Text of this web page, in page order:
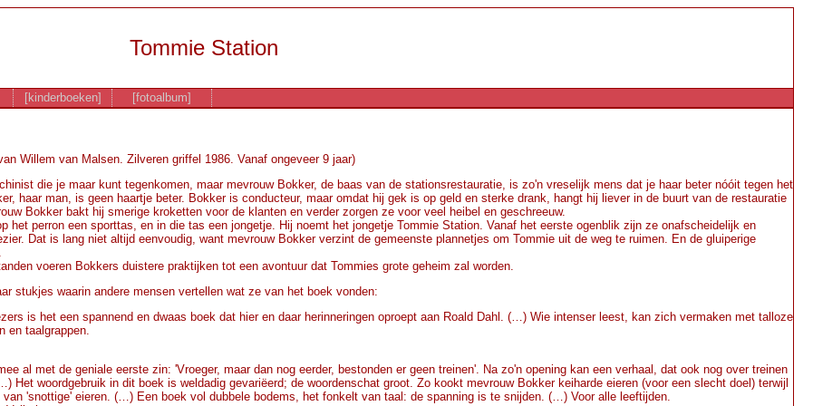
Tommie Station
[kinderboeken] [fotoalbum]
Willem van Malsen. Zilveren griffel 1986. Vanaf ongeveer 9 jaar)
die je maar kunt tegenkomen, maar mevrouw Bokker, de baas van de stationsrestauratie, is zo'n vreselijk mens dat je haar beter nóóit tegen het
haar man, is geen haartje beter. Bokker is conducteur, maar omdat hij gek is op geld en sterke drank, hangt hij liever in de buurt van de restauratie
Bokker bakt hij smerige kroketten voor de klanten en verder zorgen ze voor veel heibel en geschreeuw.
het perron een sporttas, en in die tas een jongetje. Hij noemt het jongetje Tommie Station. Vanaf het eerste ogenblik zijn ze onafscheidelijk en
Dat is lang niet altijd eenvoudig, want mevrouw Bokker verzint de gemeenste plannetjes om Tommie uit de weg te ruimen. En de gluiperige
voeren Bokkers duistere praktijken tot een avontuur dat Tommies grote geheim zal worden.
stukjes waarin andere mensen vertellen wat ze van het boek vonden:
is het een spannend en dwaas boek dat hier en daar herinneringen oproept aan Roald Dahl. (…) Wie intenser leest, kan zich vermaken met talloze
en taalgrappen.
al met de geniale eerste zin: 'Vroeger, maar dan nog eerder, bestonden er geen treinen'. Na zo'n opening kan een verhaal, dat ook nog over treinen
Het woordgebruik in dit boek is weldadig gevariëerd; de woordenschat groot. Zo kookt mevrouw Bokker keiharde eieren (voor een slecht doel) terwijl
van 'snottige' eieren. (…) Een boek vol dubbele bodems, het fonkelt van taal: de spanning is te snijden. (…) Voor alle leeftijden.